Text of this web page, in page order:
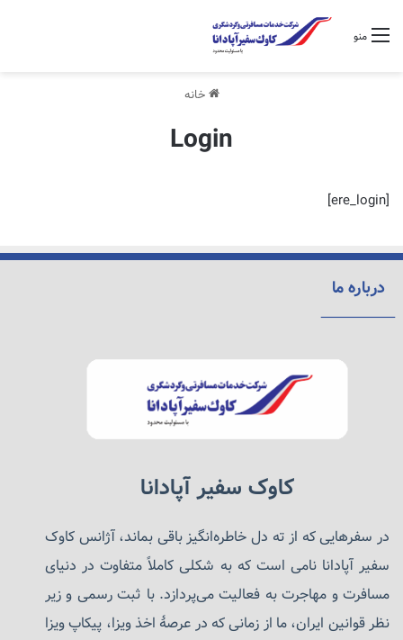
منو
خانه
Login
[ere_login]
درباره ما
کاوک سفیر آپادانا
در سفرهایی که از ته دل خاطره‌انگیز باقی بماند، آژانس کاوک
سفیر آپادانا نامی است که به شکلی کاملاً متفاوت در دنیای
مسافرت و مهاجرت به فعالیت می‌پردازد. با ثبت رسمی و زیر
نظر قوانین ایران، ما از زمانی که در عرصهٔ اخذ ویزا، پیکاپ ویزا